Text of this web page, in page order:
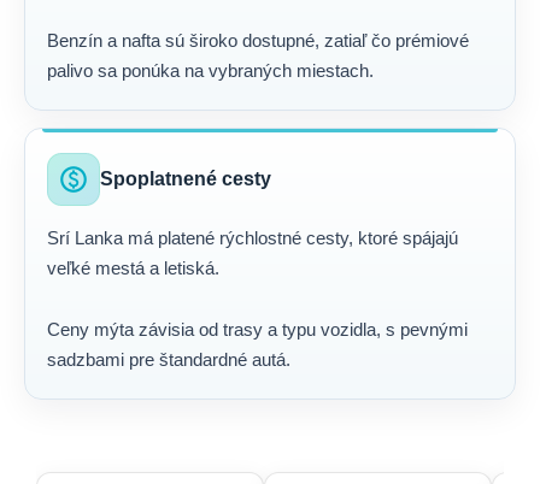
Benzín a nafta sú široko dostupné, zatiaľ čo prémiové
palivo sa ponúka na vybraných miestach.
paid Spoplatnené cesty
Srí Lanka má platené rýchlostné cesty, ktoré spájajú
veľké mestá a letiská.
Ceny mýta závisia od trasy a typu vozidla, s pevnými
sadzbami pre štandardné autá.